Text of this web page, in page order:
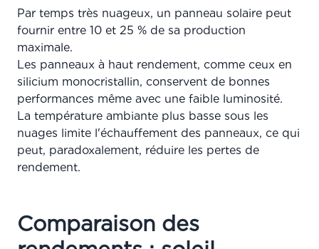
Par temps très nuageux, un panneau solaire peut
fournir entre 10 et 25 % de sa production
maximale.
Les panneaux à haut rendement, comme ceux en
silicium monocristallin, conservent de bonnes
performances même avec une faible luminosité.
La température ambiante plus basse sous les
nuages limite l'échauffement des panneaux, ce qui
peut, paradoxalement, réduire les pertes de
rendement.
Comparaison des